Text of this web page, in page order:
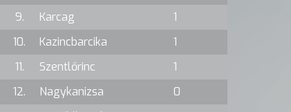
9.
Karcag
1
10.
Kazincbarcika
1
11.
Szentlőrinc
1
12.
Nagykanizsa
0